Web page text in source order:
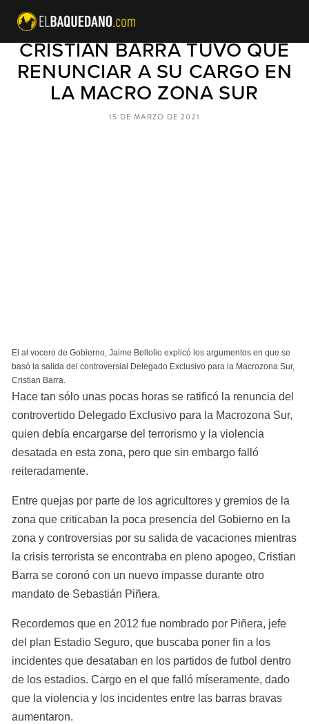
BELLOLIO EXPLICÓ POR QUÉ
CRISTIAN BARRA TUVO QUE
RENUNCIAR A SU CARGO EN
LA MACRO ZONA SUR
El al vocero de Gobierno, Jaime Bellolio explicó los argumentos en que se
basó la salida del controversial Delegado Exclusivo para la Macrozona Sur,
Cristian Barra.
Hace tan sólo unas pocas horas se ratificó la renuncia del
controvertido Delegado Exclusivo para la Macrozona Sur,
quien debía encargarse del terrorismo y la violencia
desatada en esta zona, pero que sin embargo falló
reiteradamente.
Entre quejas por parte de los agricultores y gremios de la
zona que criticaban la poca presencia del Gobierno en la
zona y controversias por su salida de vacaciones mientras
la crisis terrorista se encontraba en pleno apogeo, Cristian
Barra se coronó con un nuevo impasse durante otro
mandato de Sebastián Piñera.
Recordemos que en 2012 fue nombrado por Piñera, jefe
del plan Estadio Seguro, que buscaba poner fin a los
incidentes que desataban en los partidos de futbol dentro
de los estadios. Cargo en el que falló míseramente, dado
que la violencia y los incidentes entre las barras bravas
aumentaron.
15 DE MARZO DE 2021